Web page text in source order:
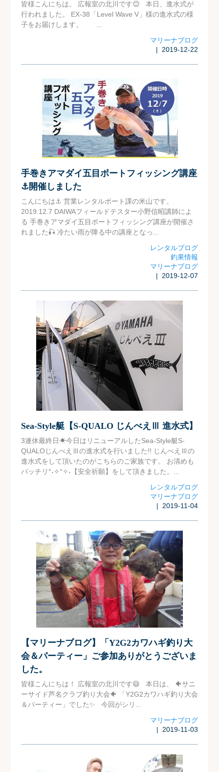
皆様こんにちは。 広報室の北川です😊 本日、進水式が
行われました。 EX-38「Level Wave V」様の進水式の様
子をお届けします。 ...
マリーナブログ
| 2019-12-22
手巻きアマダイ五目ボートフィッシング講座
⚓開催しました
こんにちは⚓ 営業レンタルボート課の米山です。
2019.12.7 DAIWAフィールドテスター小野信昭講師によ
る 手巻きアマダイ五目ボートフィッシング講座が開催さ
れました🎣 冷たい雨が降る中の講座となっ...
レンタルブログ
釣果情報
マリーナブログ
| 2019-12-07
Sea-Style艇【S-QUALO じんべえⅢ 進水式】
3連休最終日☀今日はリニューアルしたSea-Style艇S-
QUALOじんべえⅢの進水式を行いました!! じんべえⅢの
進水式をして頂いたのがこちらのご家族です。 お清めも
バッチリ°˖✧°✧˖【安全祈願】をして頂きました。...
レンタルブログ
マリーナブログ
| 2019-11-04
【マリーナブログ】「Y2G2カワハギ釣り大
会＆パーティー」ご参加ありがとうございま
した。
皆様こんにちは！ 広報室の北川です😄 本日は、 🐠サニ
ーサイド芦名クラブ釣り大会🐠 「Y2G2カワハギ釣り大会
＆パーティー」でした✨ 今回がシリ...
マリーナブログ
| 2019-11-03